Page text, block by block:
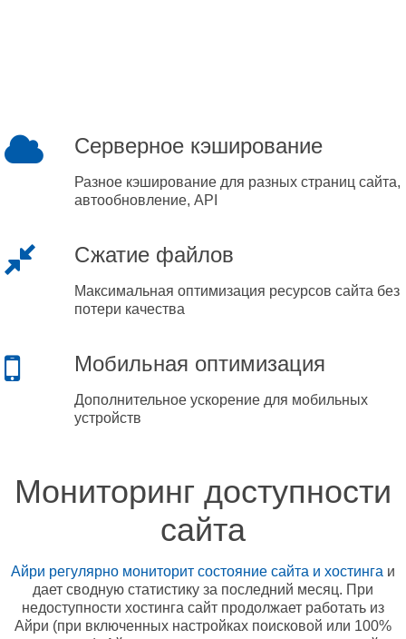
Серверное кэширование
Разное кэширование для разных страниц сайта,
автообновление, API
Сжатие файлов
Максимальная оптимизация ресурсов сайта без
потери качества
Мобильная оптимизация
Дополнительное ускорение для мобильных
устройств
Мониторинг доступности
сайта
Айри регулярно мониторит состояние сайта и хостинга и
дает сводную статистику за последний месяц. При
недоступности хостинга сайт продолжает работать из
Айри (при включенных настройках поисковой или 100%